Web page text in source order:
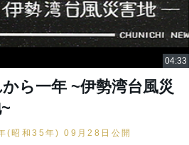
ら一年 ~伊勢湾台風災
(昭和35年) 09月28日公開